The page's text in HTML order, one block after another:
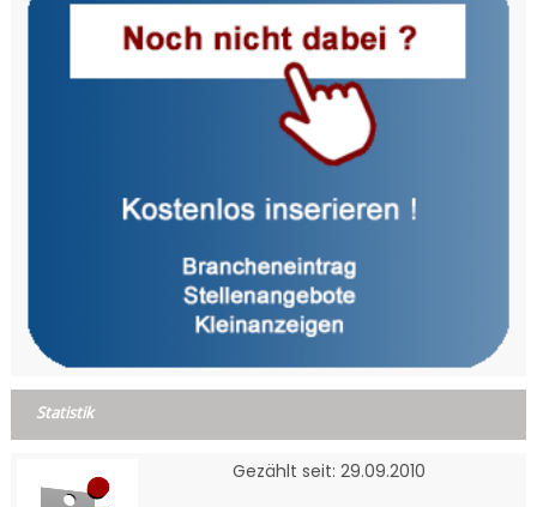
Statistik
Gezählt seit: 29.09.2010